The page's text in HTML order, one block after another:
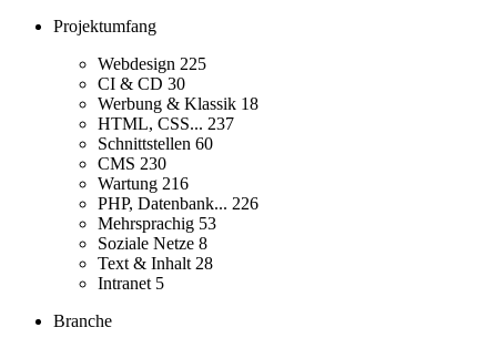
Projektumfang
Webdesign 225
CI & CD 30
Werbung & Klassik 18
HTML, CSS... 237
Schnittstellen 60
CMS 230
Wartung 216
PHP, Datenbank... 226
Mehrsprachig 53
Soziale Netze 8
Text & Inhalt 28
Intranet 5
Branche